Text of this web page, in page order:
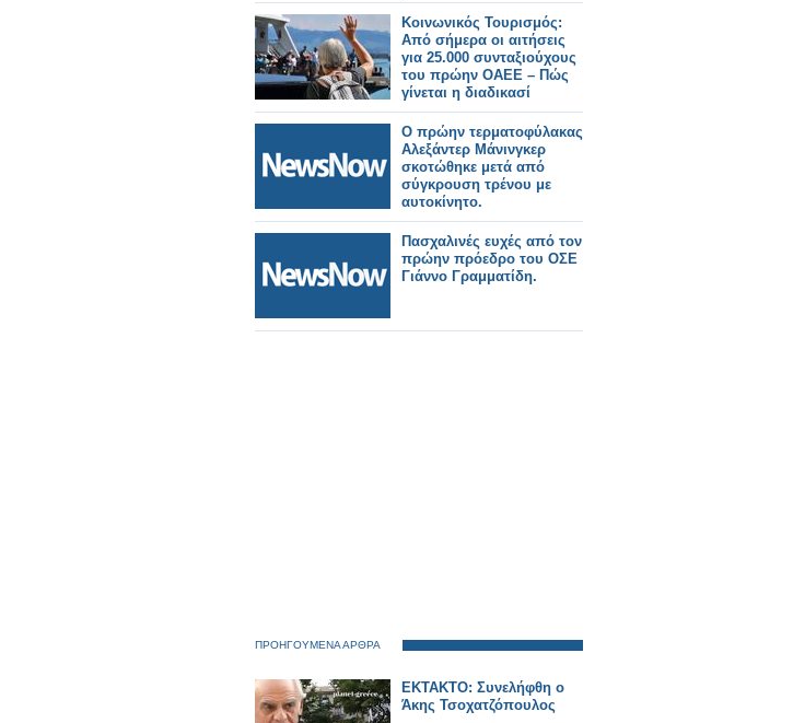
Κοινωνικός Τουρισμός:
Aπό σήμερα οι αιτήσεις
για 25.000 συνταξιούχους
του πρώην ΟΑΕΕ – Πώς
γίνεται η διαδικασί
Ο πρώην τερματοφύλακας
Αλεξάντερ Μάνινγκερ
σκοτώθηκε μετά από
σύγκρουση τρένου με
αυτοκίνητο.
Πασχαλινές ευχές από τον
πρώην πρόεδρο του ΟΣΕ
Γιάννο Γραμματίδη.
ΠΡΟΗΓΟΥΜΕΝΑ ΑΡΘΡΑ
ΕΚΤΑΚΤΟ: Συνελήφθη ο
Άκης Τσοχατζόπουλος